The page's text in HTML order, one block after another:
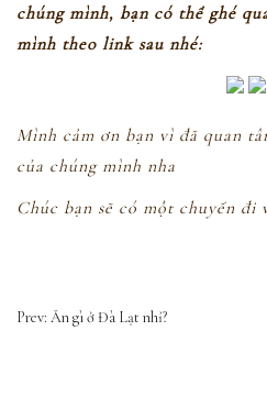
chúng mình, bạn có thể ghé
mình theo link sau nhé:
Mình cảm ơn bạn vì đã quan
của chúng mình nha
Chúc bạn sẽ có một chuyến đi
HƯỚNG
Prev: Ăn gì ở Đà Lạt nhỉ?